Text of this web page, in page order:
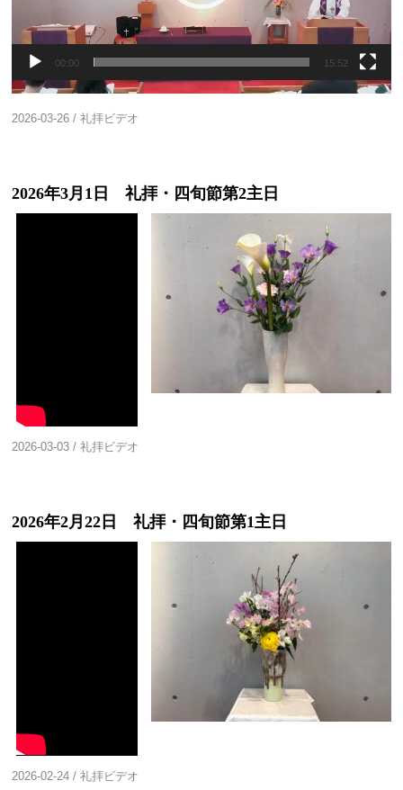
00:00 15:52
2026-03-26 /礼拝ビデオ
2026年3月1日 礼拝・四旬節第2主日
2026-03-03 /礼拝ビデオ
2026年2月22日 礼拝・四旬節第1主日
2026-02-24 /礼拝ビデオ